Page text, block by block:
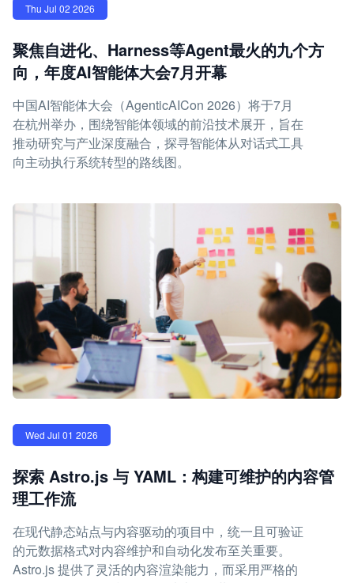
Thu Jul 02 2026
聚焦自进化、Harness等Agent最火的九个方
向，年度AI智能体大会7月开幕
中国AI智能体大会（AgenticAICon 2026）将于7月
在杭州举办，围绕智能体领域的前沿技术展开，旨在
推动研究与产业深度融合，探寻智能体从对话式工具
向主动执行系统转型的路线图。
Wed Jul 01 2026
探索 Astro.js 与 YAML：构建可维护的内容管
理工作流
在现代静态站点与内容驱动的项目中，统一且可验证
的元数据格式对内容维护和自动化发布至关重要。
Astro.js 提供了灵活的内容渲染能力，而采用严格的